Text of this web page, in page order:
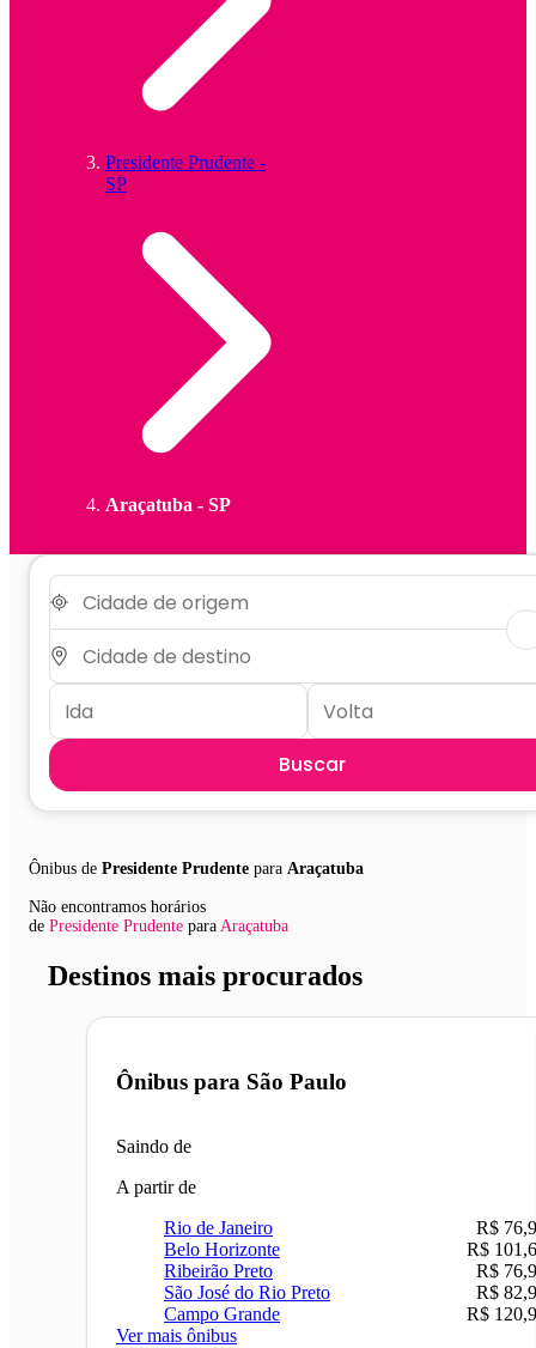
Presidente Prudente -
SP
Araçatuba - SP
Buscar
Ônibus de Presidente Prudente para Araçatuba
Não encontramos horários
de Presidente Prudente para Araçatuba
Destinos mais procurados
Ônibus para São Paulo
Saindo de
A partir de
Rio de Janeiro
R$
Belo Horizonte
R$
Ribeirão Preto
R$
São José do Rio Preto
R$
Campo Grande
R$
Ver mais ônibus